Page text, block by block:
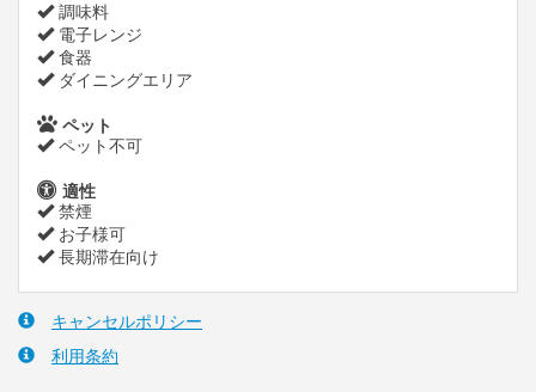
調味料
電子レンジ
食器
ダイニングエリア
ペット
ペット不可
適性
禁煙
お子様可
長期滞在向け
キャンセルポリシー
利用条約